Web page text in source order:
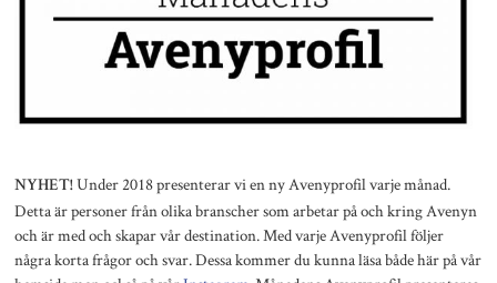
NYHET! Under 2018 presenterar vi en ny Avenyprofil varje månad.
Detta är personer från olika branscher som arbetar på och kring Avenyn
och är med och skapar vår destination. Med varje Avenyprofil följer
några korta frågor och svar. Dessa kommer du kunna läsa både här på vår